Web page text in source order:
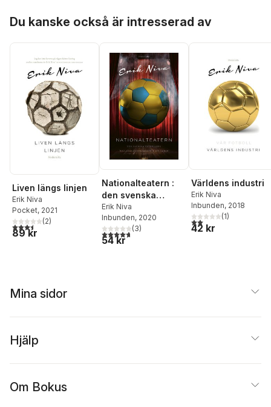
Du kanske också är intresserad av
Liven längs linjen
Erik Niva
Pocket, 2021
3,5utav 5 stjärnor. Totalt antal röster:
(2)
89 kr
Nationalteatern :
den svenska
fotbollens
huvudrollsinnehav
are och bifigurer
Erik Niva
Inbunden, 2020
4,7utav 5 stjärnor. Totalt antal röster:
(3)
54 kr
Världens industri
Erik Niva
Inbunden, 2018
2,0utav 5 stjärnor.
(1)
42 kr
Mina sidor
Hjälp
Om Bokus